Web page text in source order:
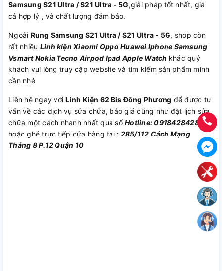
Samsung S21 Ultra / S21 Ultra - 5G,giải pháp tốt nhất, giá
cả hợp lý , và chất lượng đảm bảo.
Ngoài Rung Samsung S21 Ultra / S21 Ultra - 5G, shop còn
rất nhiều Linh kiện Xiaomi Oppo Huawei Iphone Samsung
Vsmart Nokia Tecno Airpod Ipad Apple Watch khác quý
khách vui lòng truy cập website và tìm kiếm sản phẩm mình
cần nhé
Liên hệ ngay vớiLinh Kiện 62 Bis Đông Phương để được tư
vấn về các dịch vụ sửa chữa, báo giá cũng như đặt lịch sửa
chữa một cách nhanh nhất qua sốHotline: 0918428428
hoặc ghé trực tiếp cửa hàng tại : 285/112 Cách Mạng
Tháng 8 P.12 Quận 10